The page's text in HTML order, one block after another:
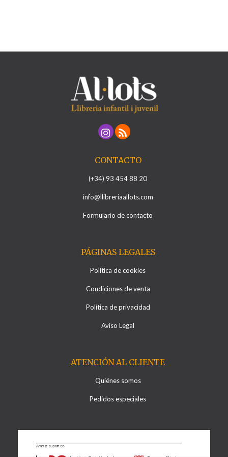
CONTACTO
(+34) 93 454 88 20
info@llibreriaallots.com
Formulario de contacto
PÁGINAS LEGALES
Política de cookies
Condiciones de venta
Política de privacidad
Aviso Legal
ATENCIÓN AL CLIENTE
Quiénes somos
Pedidos especiales